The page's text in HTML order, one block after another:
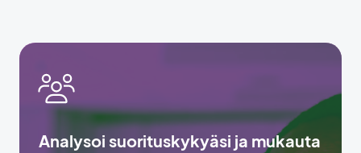
Analysoi suorituskykyäsi ja mukauta